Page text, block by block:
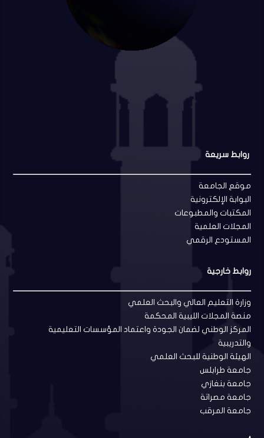
روابط سريعة
موقع الجامعة
البوابة الإلكترونية
المكتبات والمطبوعات
المجلات العلمية
المستودع الرقمي
روابط خارجية
وزارة التعليم العالي والبحث العلمي
منصة المجلات الليبية المحكمة
المركز الوطني لضمان الجودة واعتماد المؤسسات التعليمية
والتدريبية
الهيئة الوطنية للبحث العلمي
جامعة طرابلس
جامعة بنغازي
جامعة مصراتة
جامعة المرقب